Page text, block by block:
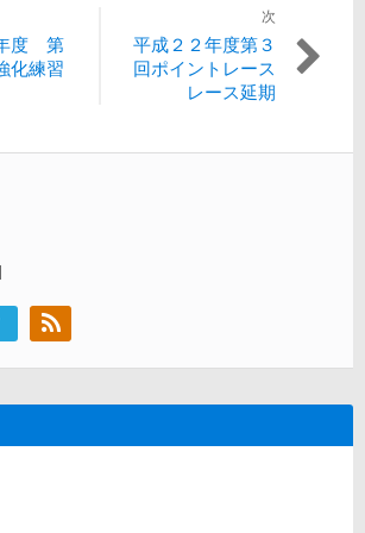
度 第
化練習
次
次平成２２年度第３
回ポイントレース
レース延期